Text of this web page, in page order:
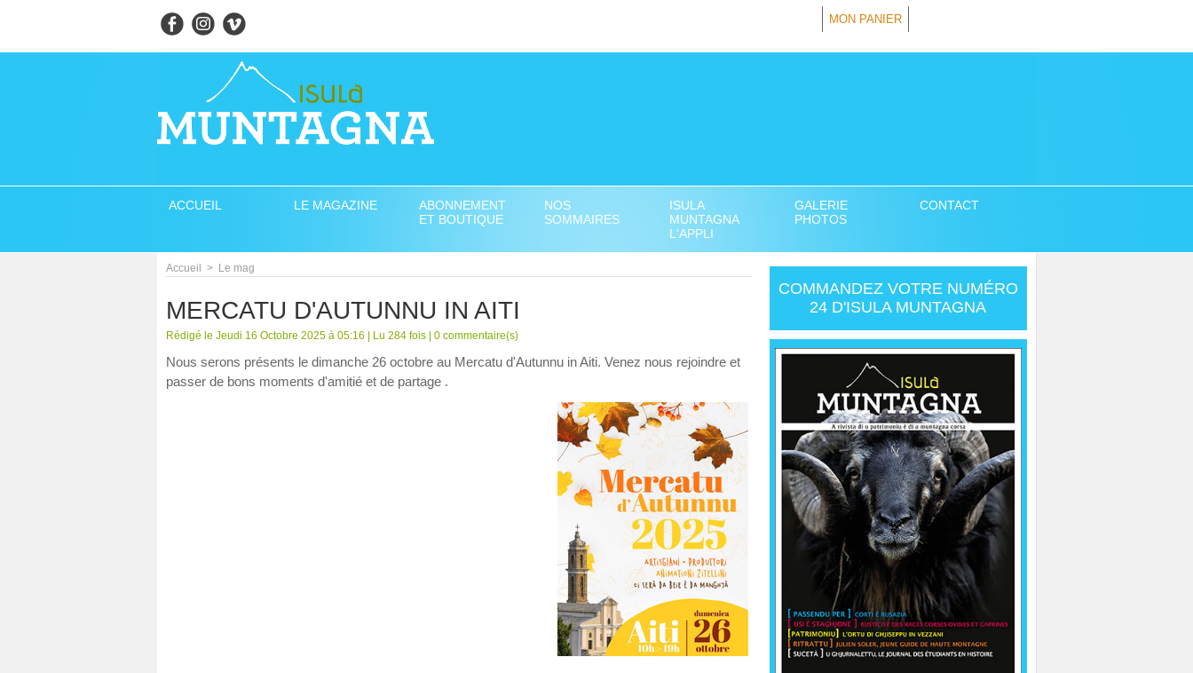
MON PANIER
ACCUEIL LE MAGAZINE
ABONNEMENT
ET BOUTIQUE
NOS
SOMMAIRES
ISULA
MUNTAGNA
L'APPLI
GALERIE
PHOTOS
CONTACT
Accueil > Le mag
MERCATU D'AUTUNNU IN AITI
Rédigé le Jeudi 16 Octobre 2025 à 05:16 | Lu 284 fois | 0commentaire(s)
Nous serons présents le dimanche 26 octobre au Mercatu d'Autunnu in Aiti. Venez nous rejoindre et
passer de bons moments d'amitié et de partage .
COMMANDEZ VOTRE NUMÉRO
24 D'ISULA MUNTAGNA